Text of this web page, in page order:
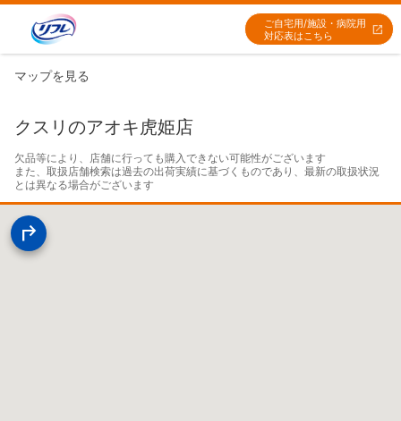
ご自宅用/施設・病院用
対応表はこちら
マップを見る
クスリのアオキ虎姫店
欠品等により、店舗に行っても購入できない可能性がございます
また、取扱店舗検索は過去の出荷実績に基づくものであり、最新の取扱状況
とは異なる場合がございます